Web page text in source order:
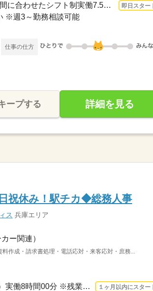
1ヵ月～3ヵ月 即日〜 / 09：30～20：30営業時間に合わせたシフト制実働7.5時間 休憩1.... 即日スター
※週3～勤務相談可能
仕事の仕方
ープする 詳細を見る
祝休み！駅チカ◆総務人事
ス 兵庫エリア
ー関連）
作成・請求書処理・電話応対・来客応対・庶務...
長期 2026/8/17〜 / 09：00-18：00（休憩60分）実働8時間00分 ※残業時間：月0時間～5... １ヶ月以内にスター